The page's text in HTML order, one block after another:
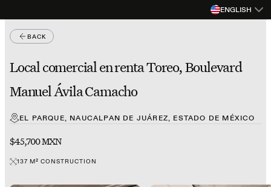
ENGLISH
BACK
Local comercial en renta Toreo, Boulevard
Manuel Ávila Camacho
EL PARQUE, NAUCALPAN DE JUÁREZ, ESTADO DE MÉXICO
$45,700 MXN
137 M² CONSTRUCTION